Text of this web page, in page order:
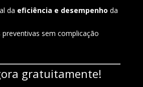
da eficiência e desempenho da
sem complicação
gratuitamente!